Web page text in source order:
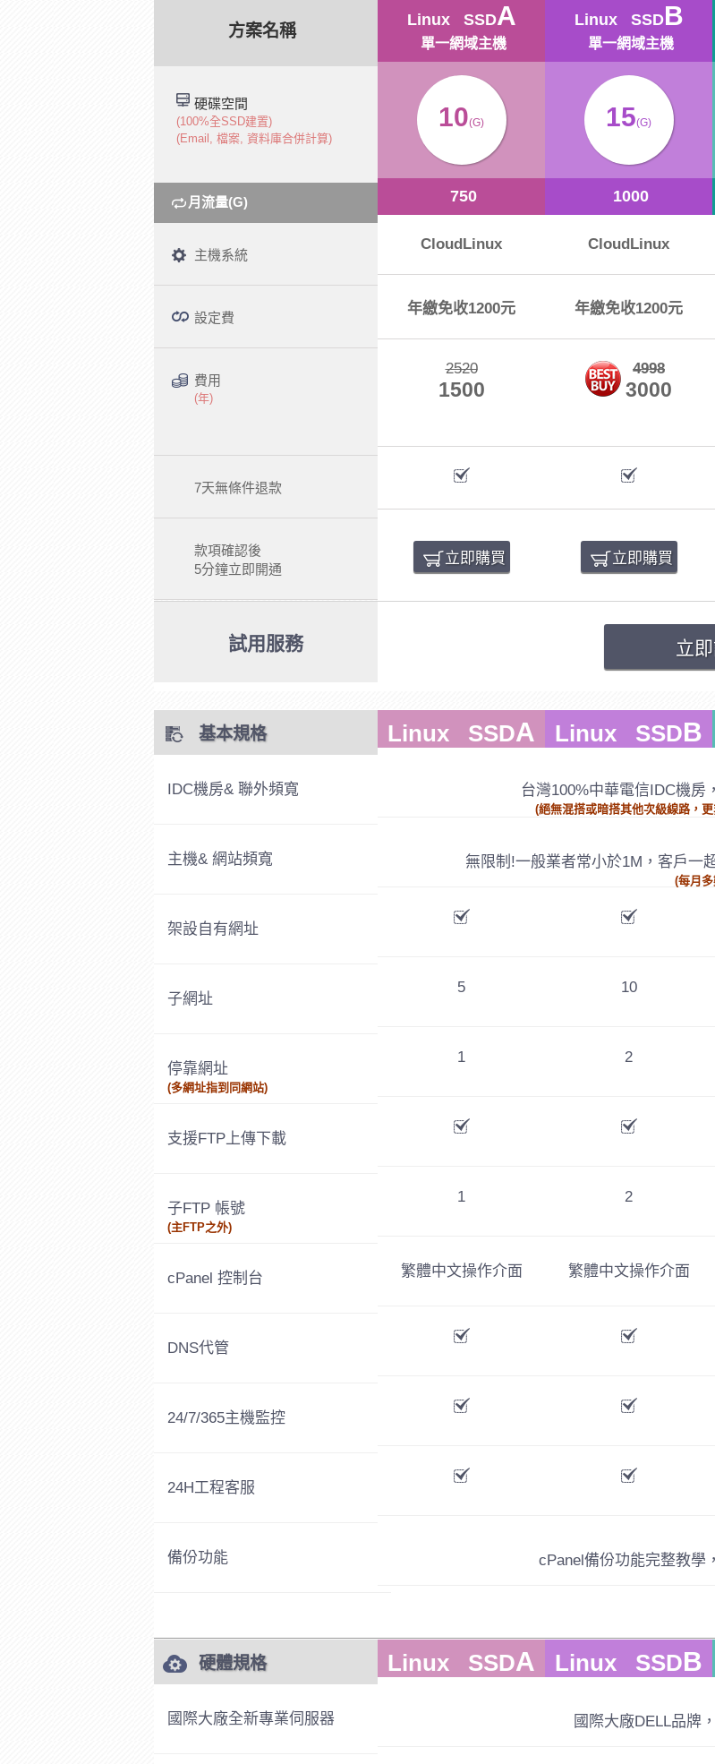
方案名稱
硬碟空間
(100%全SSD建置)
(Email, 檔案, 資料庫合併計算)
月流量(G)
主機系統
設定費
費用
(年)
7天無條件退款
款項確認後
5分鐘立即開通
Linux SSDA
單一網域主機
10(G)
750
CloudLinux
年繳免收1200元
2520
1500
立即購買
Linux SSDB
單一網域主機
15(G)
1000
CloudLinux
年繳免收1200元
4998
3000
立即購買
試用服務 立
基本規格
台灣100%中華電信IDC機房
(絕無混搭或暗搭其他次級線路，
無限制!一般業者常小於1M，客戶一
(每月
cPanel備份功能完整教學
IDC機房& 聯外頻寬
主機& 網站頻寬
架設自有網址
子網址
停靠網址
(多網址指到同網站)
支援FTP上傳下載
子FTP 帳號
(主FTP之外)
cPanel 控制台
DNS代管
24/7/365主機監控
24H工程客服
備份功能
Linux SSDA
5
1
1
繁體中文操作介面
Linux SSDB
10
2
2
繁體中文操作介面
硬體規格
國際大廠DELL品牌
國際大廠全新專業伺服器
Linux SSDA Linux SSDB